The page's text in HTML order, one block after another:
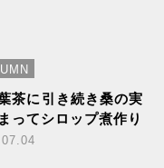
茶に引き続き桑の実
ってシロップ煮作り